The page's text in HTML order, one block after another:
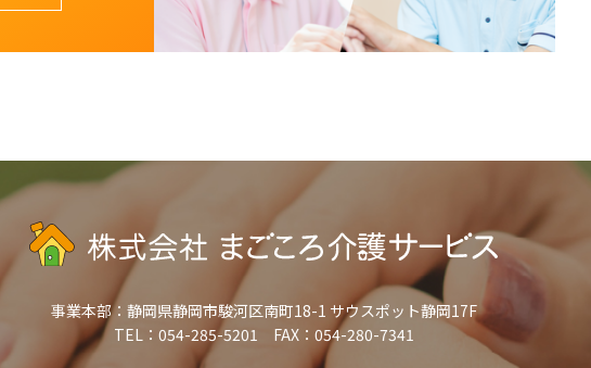
事業本部： 静岡県静岡市駿河区南町18-1 サウスポット静岡17F
TEL：054-285-5201 FAX：054-280-7341